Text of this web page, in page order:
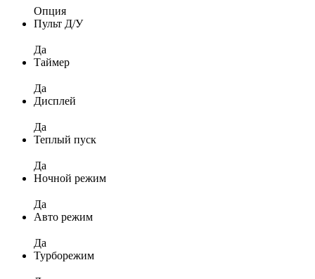
Опция
Пульт Д/У
Да
Таймер
Да
Дисплей
Да
Теплый пуск
Да
Ночной режим
Да
Авто режим
Да
Турборежим